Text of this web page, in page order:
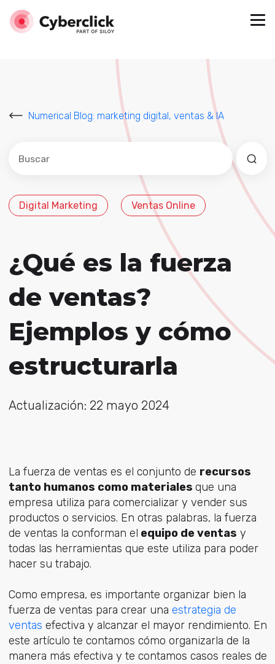
Numerical Blog: marketing digital, ventas & IA
Este es un campo de búsqueda con una función de
No hay sugerencias porque el campo de
Digital Marketing Ventas Online
¿Qué es la fuerza
de ventas?
Ejemplos y cómo
estructurarla
Actualización: 22 mayo 2024
La fuerza de ventas es el conjunto de recursos
tanto humanos como materiales que una
empresa utiliza para comercializar y vender sus
productos o servicios. En otras palabras, la fuerza
de ventas la conforman el equipo de ventas y
todas las herramientas que este utiliza para poder
hacer su trabajo.
Como empresa, es importante organizar bien la
fuerza de ventas para crear una estrategia de
ventas efectiva y alcanzar el mayor rendimiento. En
este artículo te contamos cómo organizarla de la
manera más efectiva y te contamos casos reales de